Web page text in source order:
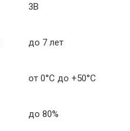
3В
до 7 лет
от 0°С до +50°С
до 80%